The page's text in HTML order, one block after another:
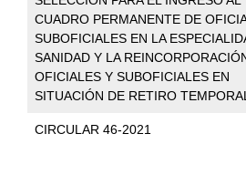
CUADRO PERMANENTE DE
SUBOFICIALES EN LA
SANIDAD Y LA
OFICIALES Y SUBOFICIALES EN
SITUACIÓN DE RETIRO
CIRCULAR 46-2021